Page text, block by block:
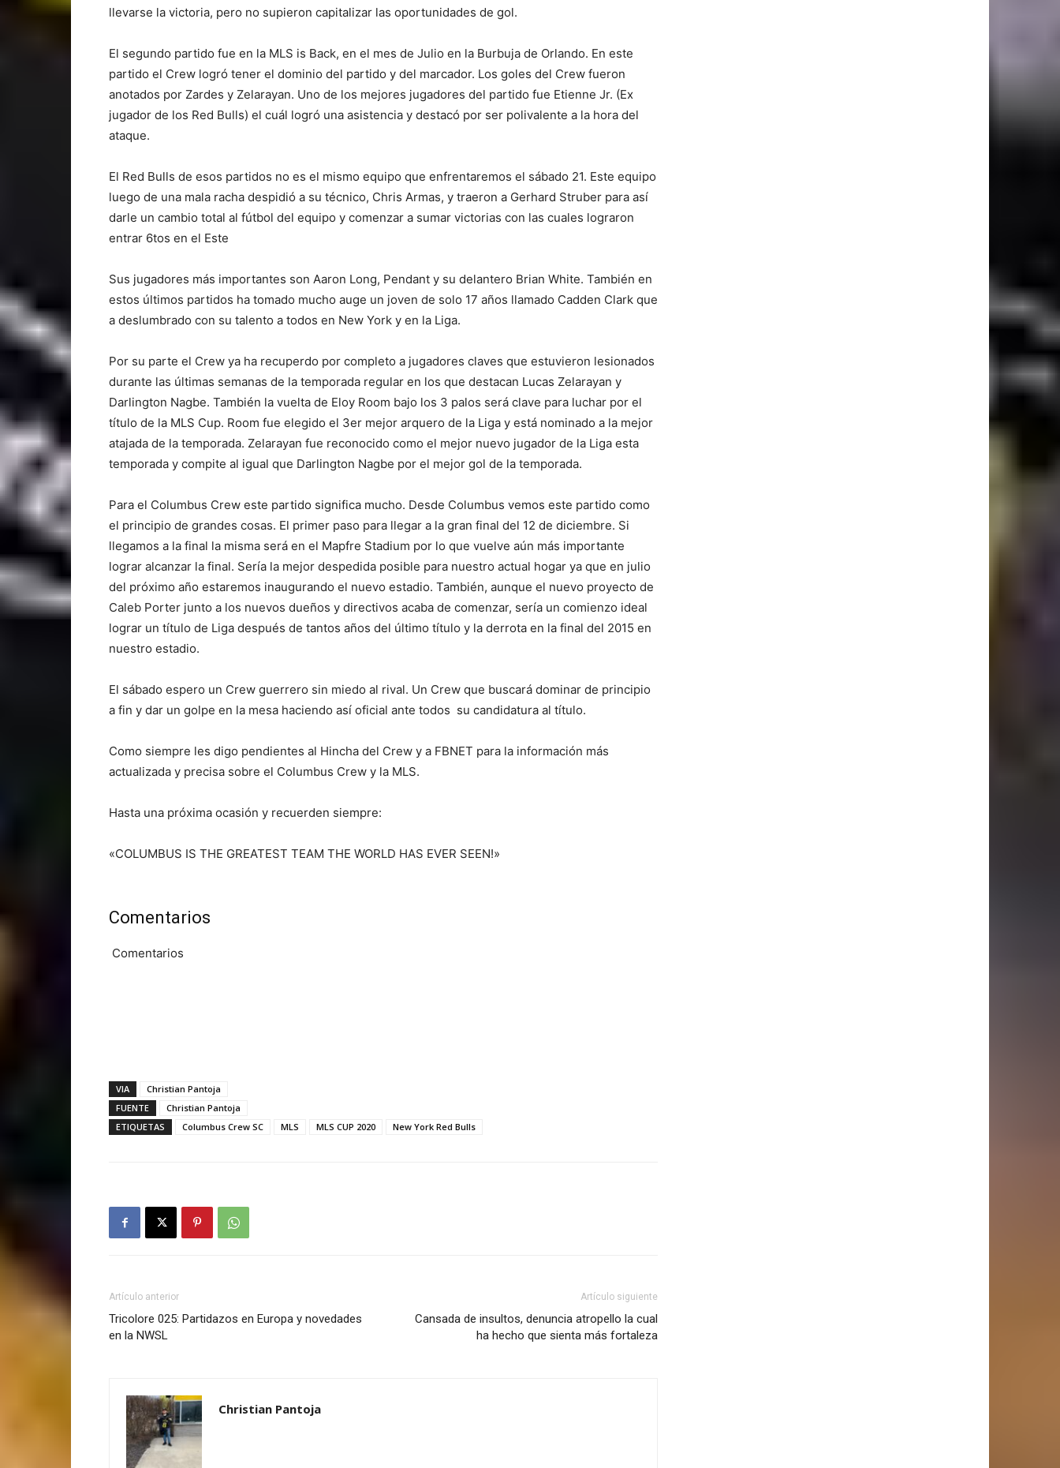
llevarse la victoria, pero no supieron capitalizar las oportunidades de gol.
El segundo partido fue en la MLS is Back, en el mes de Julio en la Burbuja de Orlando. En este
partido el Crew logró tener el dominio del partido y del marcador. Los goles del Crew fueron
anotados por Zardes y Zelarayan. Uno de los mejores jugadores del partido fue Etienne Jr. (Ex
jugador de los Red Bulls) el cuál logró una asistencia y destacó por ser polivalente a la hora del
ataque.
El Red Bulls de esos partidos no es el mismo equipo que enfrentaremos el sábado 21. Este equipo
luego de una mala racha despidió a su técnico, Chris Armas, y traeron a Gerhard Struber para así
darle un cambio total al fútbol del equipo y comenzar a sumar victorias con las cuales lograron
entrar 6tos en el Este
Sus jugadores más importantes son Aaron Long, Pendant y su delantero Brian White. También en
estos últimos partidos ha tomado mucho auge un joven de solo 17 años llamado Cadden Clark que
a deslumbrado con su talento a todos en New York y en la Liga.
Por su parte el Crew ya ha recuperdo por completo a jugadores claves que estuvieron lesionados
durante las últimas semanas de la temporada regular en los que destacan Lucas Zelarayan y
Darlington Nagbe. También la vuelta de Eloy Room bajo los 3 palos será clave para luchar por el
título de la MLS Cup. Room fue elegido el 3er mejor arquero de la Liga y está nominado a la mejor
atajada de la temporada. Zelarayan fue reconocido como el mejor nuevo jugador de la Liga esta
temporada y compite al igual que Darlington Nagbe por el mejor gol de la temporada.
Para el Columbus Crew este partido significa mucho. Desde Columbus vemos este partido como
el principio de grandes cosas. El primer paso para llegar a la gran final del 12 de diciembre. Si
llegamos a la final la misma será en el Mapfre Stadium por lo que vuelve aún más importante
lograr alcanzar la final. Sería la mejor despedida posible para nuestro actual hogar ya que en julio
del próximo año estaremos inaugurando el nuevo estadio. También, aunque el nuevo proyecto de
Caleb Porter junto a los nuevos dueños y directivos acaba de comenzar, sería un comienzo ideal
lograr un título de Liga después de tantos años del último título y la derrota en la final del 2015 en
nuestro estadio.
El sábado espero un Crew guerrero sin miedo al rival. Un Crew que buscará dominar de principio
a fin y dar un golpe en la mesa haciendo así oficial ante todos su candidatura al título.
Como siempre les digo pendientes al Hincha del Crew y a FBNET para la información más
actualizada y precisa sobre el Columbus Crew y la MLS.
Hasta una próxima ocasión y recuerden siempre:
«COLUMBUS IS THE GREATEST TEAM THE WORLD HAS EVER SEEN!»
Comentarios
Comentarios
VIA
Christian Pantoja
FUENTE
Christian Pantoja
ETIQUETAS
Columbus Crew SC MLS MLS CUP 2020 New York Red Bulls
Artículo anterior
Tricolore 025: Partidazos en Europa y novedades
en la NWSL
Artículo siguiente
Cansada de insultos, denuncia atropello la cual
ha hecho que sienta más fortaleza
Christian Pantoja